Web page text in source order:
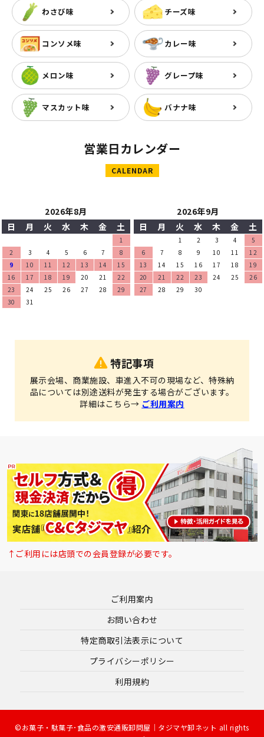
わさび味 チーズ味
コンソメ味 カレー味
メロン味 グレープ味
マスカット味 バナナ味
営業日カレンダー
CALENDAR
2026年8月
日
月 火 水 木 金 土
1
2
3 4 5 6 7
8
9
10 11 12 13 14
15
16
17 18 19 20 21
22
23
24 25 26 27 28
29
30
31
2026年9月
日
月 火 水 木 金 土
1 2 3 4
5
6
7 8 9 10 11
12
13
14 15 16 17 18
19
20
21 22 23 24 25
26
27
28 29 30
特記事項
展示会場、商業施設、車進入不可の現場など、特殊納
品については別途送料が発生する場合がございます。
詳細はこちら→ ご利用案内
↑ご利用には店頭での会員登録が必要です。
ご利用案内
お問い合わせ
特定商取引法表示について
プライバシーポリシー
利用規約
©お菓子・駄菓子･食品の激安通販卸問屋｜タジマヤ卸ネット all rights